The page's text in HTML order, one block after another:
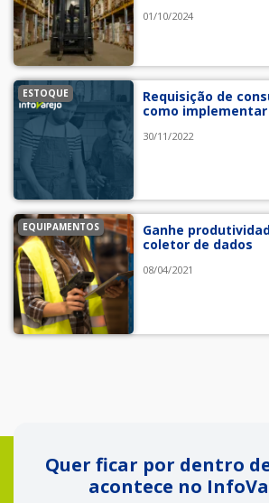
01/10/2024
ESTOQUE
Requisição de
como implementar
30/11/2022
EQUIPAMENTOS
Ganhe
coletor de dados
08/04/2021
Quer ficar por dentro
acontece no